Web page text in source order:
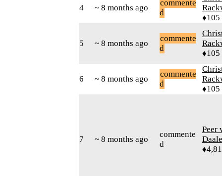
4 ~ 8 months ago
commente
d
♦105
5 ~ 8 months ago
commente
d
♦105
6 ~ 8 months ago
commente
d
♦105
7 ~ 8 months ago
commente
d
Peer